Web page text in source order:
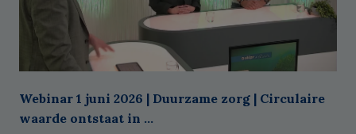
Webinar 1 juni 2026 | Duurzame zorg | Circulaire
waarde ontstaat in ...